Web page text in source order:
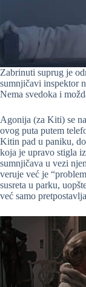
Zabrinuti suprug je
sumnjičavi inspektor
Nema svedoka i
Agonija (za Kiti) se
ovog puta putem
Kitin pad u paniku,
koja je upravo stigla
sumnjičava u vezi
veruje već je
susreta u parku,
već samo